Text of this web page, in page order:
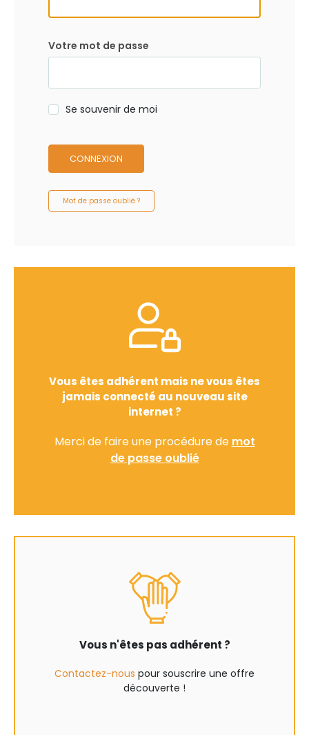
Votre mot de passe
Se souvenir de moi
CONNEXION
Mot de passe oublié ?
Vous êtes adhérent mais ne vous êtes
jamais connecté au nouveau site
internet ?
Merci de faire une procédure de mot
de passe oublié
Vous n'êtes pas adhérent ?
Contactez-nous pour souscrire une offre
découverte !